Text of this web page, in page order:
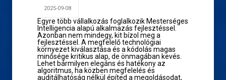
2025-09-08
Egyre több vállalkozás foglalkozik Mesterséges
Intelligencia alapú alkalmazás fejlesztéssel.
Azonban nem mindegy, kit bízol meg a
fejlesztéssel. A megfelelő technológiai
környezet kiválasztása és a kódolás magas
minősége kritikus alap, de önmagában kevés.
Lehet bármilyen elegáns és hatékony az
algoritmus, ha közben megfelelés és
auditálhatóság nélkül építed a megoldásodat,